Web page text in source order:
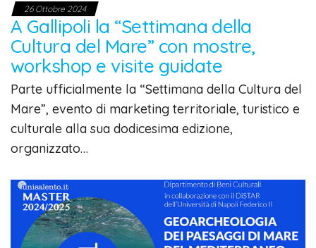
26 Ottobre 2024
A Gallipoli la “Settimana della
Cultura del Mare” con mostre,
workshop e visite guidate
Parte ufficialmente la “Settimana della Cultura del
Mare”, evento di marketing territoriale, turistico e
culturale alla sua dodicesima edizione,
organizzato…